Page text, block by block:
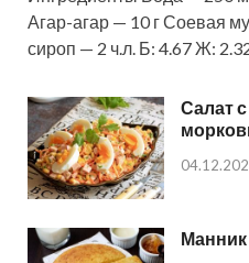
Агар-агар — 10 г Соевая
сироп — 2 ч.л. Б: 4.67 Ж:
Салат
Манник